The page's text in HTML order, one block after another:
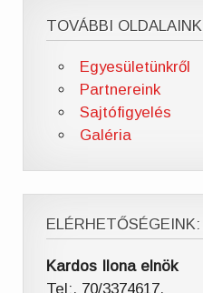
TOVÁBBI OLDALAINK
Egyesületünkről
Partnereink
Sajtófigyelés
Galéria
ELÉRHETŐSÉGEINK:
Kardos Ilona elnök
Tel:. 70/3374617,